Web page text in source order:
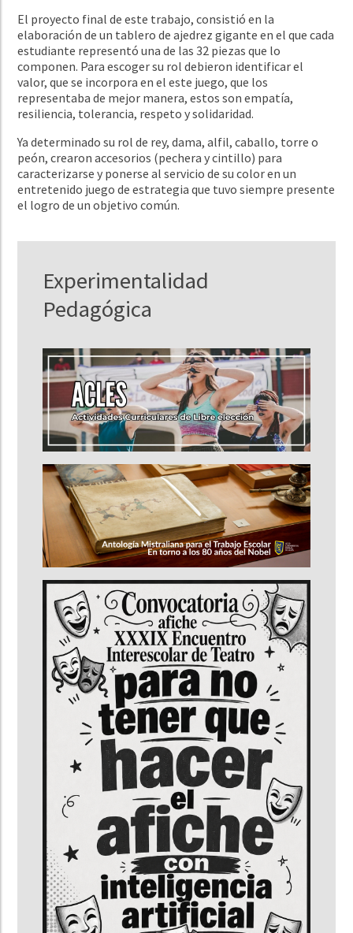
El proyecto final de este trabajo, consistió en la
elaboración de un tablero de ajedrez gigante en el que cada
estudiante representó una de las 32 piezas que lo
componen. Para escoger su rol debieron identificar el
valor, que se incorpora en el este juego, que los
representaba de mejor manera, estos son empatía,
resiliencia, tolerancia, respeto y solidaridad.
Ya determinado su rol de rey, dama, alfil, caballo, torre o
peón, crearon accesorios (pechera y cintillo) para
caracterizarse y ponerse al servicio de su color en un
entretenido juego de estrategia que tuvo siempre presente
el logro de un objetivo común.
Experimentalidad
Pedagógica